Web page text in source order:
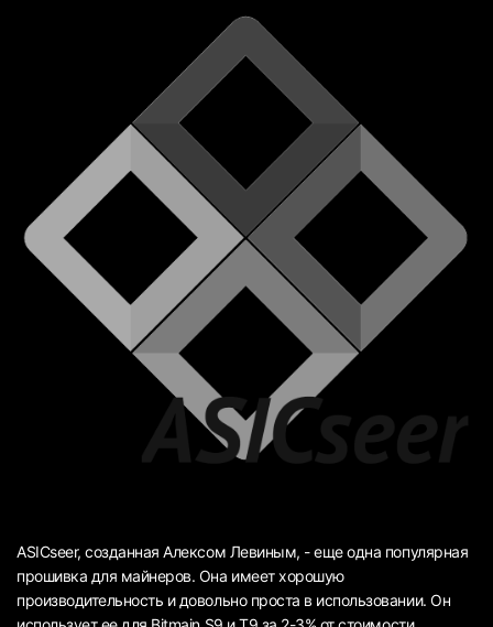
ASICseer, созданная Алексом Левиным, - еще одна популярная
прошивка для майнеров. Она имеет хорошую
производительность и довольно проста в использовании. Он